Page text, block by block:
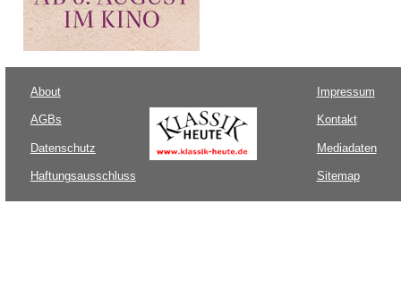
About
AGBs
Datenschutz
Haftungsausschluss
Impressum
Kontakt
Mediadaten
Sitemap